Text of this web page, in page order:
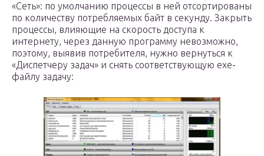
«Сеть»: по умолчанию процессы в ней отсортированы
по количеству потребляемых байт в секунду. Закрыть
процессы, влияющие на скорость доступа к
интернету, через данную программу невозможно,
поэтому, выявив потребителя, нужно вернуться к
«Диспетчеру задач» и снять соответствующую exe-
файлу задачу: